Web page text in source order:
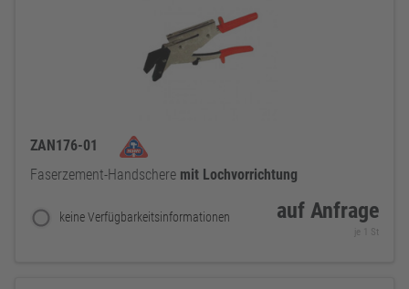
ZAN176-01
Faserzement-Handschere mit Lochvorrichtung
keine Verfügbarkeitsinformationen auf Anfrage
je 1 St